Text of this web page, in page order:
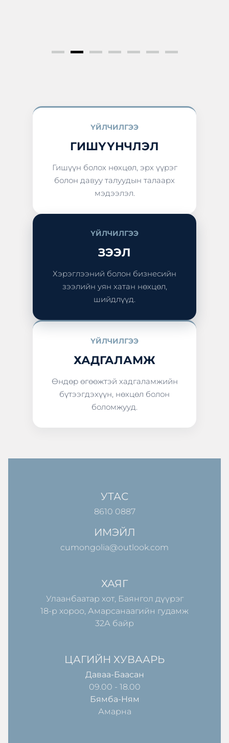
ҮЙЛЧИЛГЭЭ
ГИШҮҮНЧЛЭЛ
Гишүүн болох нөхцөл, эрх үүрэг
болон давуу талуудын талаарх
мэдээлэл.
ҮЙЛЧИЛГЭЭ
ЗЭЭЛ
Хэрэглээний болон бизнесийн
зээлийн уян хатан нөхцөл,
шийдлүүд.
ҮЙЛЧИЛГЭЭ
ХАДГАЛАМЖ
Өндөр өгөөжтэй хадгаламжийн
бүтээгдэхүүн, нөхцөл болон
боломжууд.
УТАС
8610 0887
ИМЭЙЛ
cumongolia@outlook.com
ХАЯГ
Улаанбаатар хот, Баянгол дүүрэг
18-р хороо, Амарсанаагийн гудамж
32А байр
ЦАГИЙН ХУВААРЬ
Даваа-Баасан
09.00 - 18.00
Бямба-Ням
Амарна